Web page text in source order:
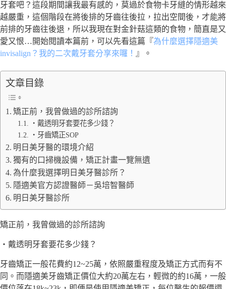
牙套吧？這段期間讓我最有感的，莫過於食物卡牙縫的情形越來
越嚴重，這個階段在將後排的牙齒往後拉，拉出空間後，才能將
前排的牙齒往後退，所以我現在對金針菇這類的食物，簡直是又
愛又恨…開始閱讀本篇前，可以先看這篇『為什麼選擇隱適美
invisalign？我的二次戴牙套分享來囉！ 』。
文章目錄
矯正前，我曾做過的診所諮詢
・戴透明牙套要花多少錢？
・牙齒矯正SOP
明日美牙醫的環境介紹
獨有的口掃機設備，矯正計畫一覽無遺
為什麼我選擇明日美牙醫診所？
隱適美官方認證醫師－吳培智醫師
明日美牙醫診所
矯正前，我曾做過的診所諮詢
・戴透明牙套要花多少錢？
牙齒矯正一般花費約12~25萬，依照嚴重程度及矯正方式而有不
同。而隱適美牙齒矯正價位大約20萬左右，輕微的約16萬，一般